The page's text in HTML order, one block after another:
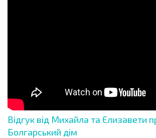
Відгук від Михайла та Єлизавети
Болгарський дім